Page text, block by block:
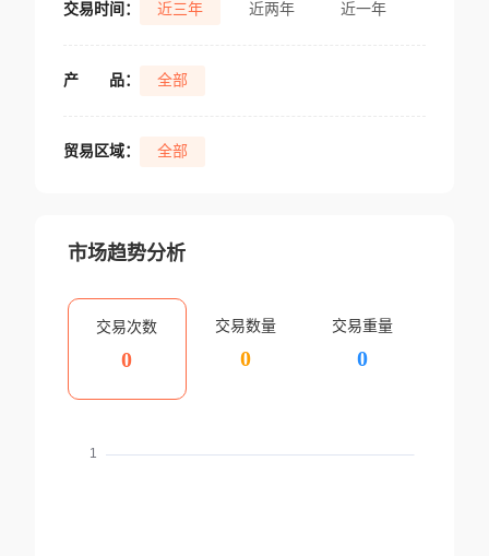
交易时间： 近三年 近两年 近一年
产 品： 全部
贸易区域： 全部
市场趋势分析
交易次数
0
交易数量
0
交易重量
0